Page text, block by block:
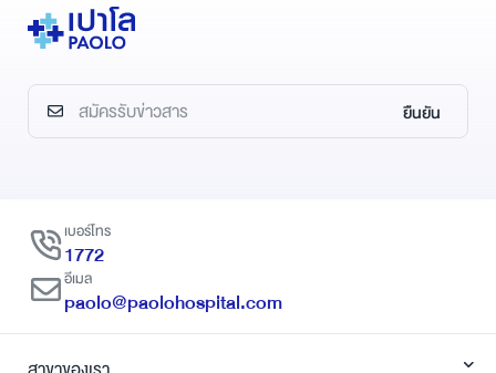
ยืนยัน
เบอร์โทร
1772
อีเมล
paolo@paolohospital.com